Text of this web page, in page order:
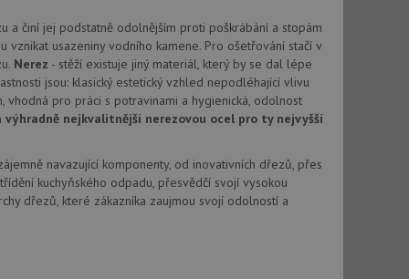
činí jej podstatně odolnějším proti poškrábání a stopám
usazeniny vodního kamene. Pro ošetřování stačí v
Nerez - stěží existuje jiný materiál, který by se dal lépe
jsou: klasický estetický vzhled nepodléhající vlivu
pro práci s potravinami a hygienická, odolnost
výhradně nejkvalitnější nerezovou ocel pro ty nejvyšší
navazující komponenty, od inovativních dřezů, přes
kuchyňského odpadu, přesvědčí svojí vysokou
dřezů, které zákazníka zaujmou svojí odolností a
- což je
Tento soubor
náhodně
požadavku
a
relace.
uživatele a
Zaznamenává
ochrany
jejich
používá
koncový uživatel
ale pokud je